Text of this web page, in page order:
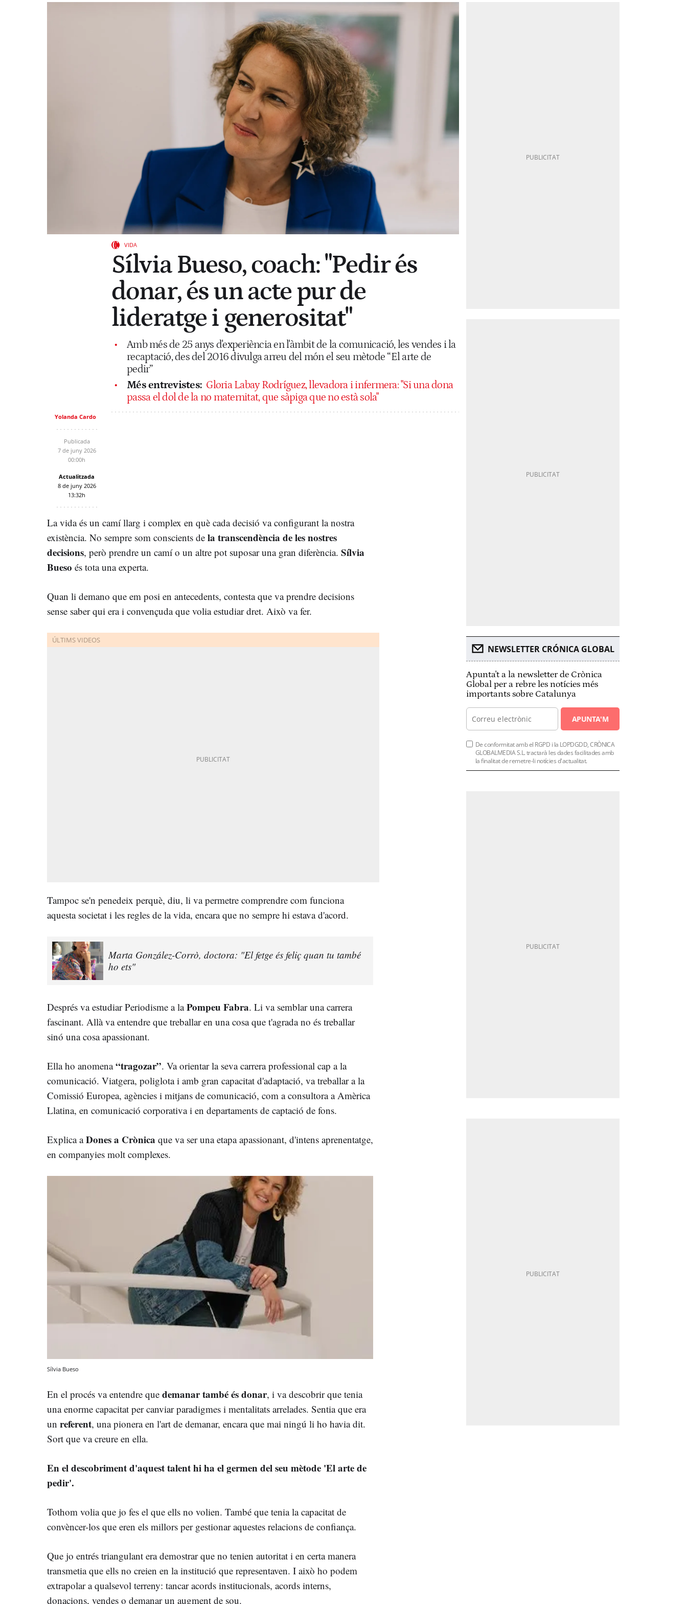
VIDA
Sílvia Bueso, coach: "Pedir és
donar, és un acte pur de
lideratge i generositat"
Amb més de 25 anys d'experiència en l'àmbit de la comunicació, les vendes i la
recaptació, des del 2016 divulga arreu del món el seu mètode “El arte de
pedir”
Més entrevistes: Gloria Labay Rodríguez, llevadora i infermera: "Si una dona
passa el dol de la no maternitat, que sàpiga que no està sola"
Yolanda Cardo
Publicada
7 de juny 2026
00:00h
Actualitzada
8 de juny 2026
13:32h
La vida és un camí llarg i complex en què cada decisió va configurant la nostra
existència. No sempre som conscients de la transcendència de les nostres
decisions, però prendre un camí o un altre pot suposar una gran diferència. Sílvia
Bueso és tota una experta.
Quan li demano que em posi en antecedents, contesta que va prendre decisions
sense saber qui era i convençuda que volia estudiar dret. Això va fer.
Tampoc se'n penedeix perquè, diu, li va permetre comprendre com funciona
aquesta societat i les regles de la vida, encara que no sempre hi estava d'acord.
Marta González-Corrò, doctora: "El fetge és feliç quan tu també
ho ets"
Després va estudiar Periodisme a laPompeu Fabra. Li va semblar una carrera
fascinant. Allà va entendre que treballar en una cosa que t'agrada no és treballar
sinó una cosa apassionant.
Ella ho anomena“tragozar”. Va orientar la seva carrera professional cap a la
comunicació. Viatgera, poliglota i amb gran capacitat d'adaptació, va treballar a la
Comissió Europea, agències i mitjans de comunicació, com a consultora a Amèrica
Llatina, en comunicació corporativa i en departaments de captació de fons.
Explica aDones a Crònica que va ser una etapa apassionant, d'intens aprenentatge,
en companyies molt complexes.
Sílvia Bueso
En el procés va entendre que demanar també és donar, i va descobrir que tenia
una enorme capacitat per canviar paradigmes i mentalitats arrelades. Sentia que era
un referent, una pionera en l'art de demanar, encara que mai ningú li ho havia dit.
Sort que va creure en ella.
En el descobriment d'aquest talent hi ha el germen del seu mètode 'El arte de
pedir'.
Tothom volia que jo fes el que ells no volien. També que tenia la capacitat de
convèncer-los que eren els millors per gestionar aquestes relacions de confiança.
Que jo entrés triangulant era demostrar que no tenien autoritat i en certa manera
transmetia que ells no creien en la institució que representaven. I això ho podem
extrapolar a qualsevol terreny: tancar acords institucionals, acords interns,
donacions, vendes o demanar un augment de sou.
NEWSLETTER CRÓNICA GLOBAL
Apunta't a la newsletter de Crònica
Global per a rebre les notícies més
importants sobre Catalunya
APUNTA'M
De conformitat amb el RGPD i la LOPDGDD, CRÒNICA
GLOBALMEDIA S.L. tractarà les dades facilitades amb
la finalitat de remetre-li notícies d'actualitat.